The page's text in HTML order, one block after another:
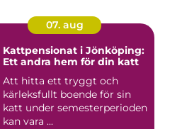
07. aug
Kattpensionat i Jönköping:
Ett andra hem för din katt
Att hitta ett tryggt och
kärleksfullt boende för sin
katt under semesterperioden
kan vara ...